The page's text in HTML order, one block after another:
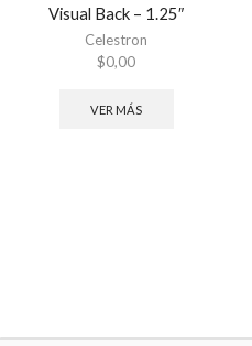
Visual Back – 1.25″
Celestron
$0,00
VER MÁS